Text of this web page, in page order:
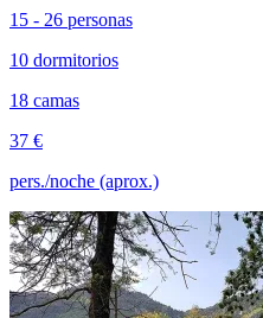
15 - 26 personas
10 dormitorios
18 camas
37 €
pers./noche (aprox.)